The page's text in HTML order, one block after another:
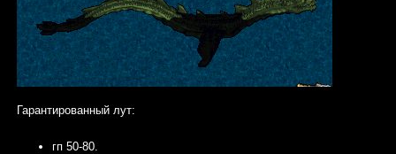
Гарантированный лут:
гп 50-80.